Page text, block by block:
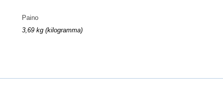
Paino
3,69 kg (kilogramma)